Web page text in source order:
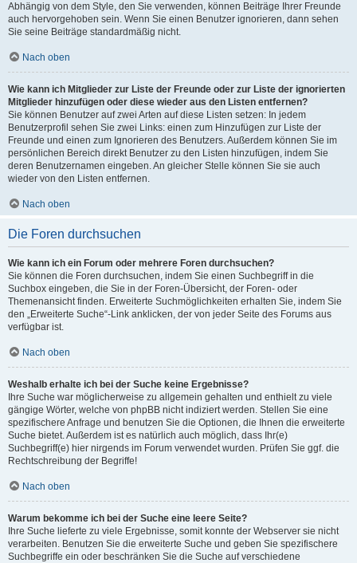
Abhängig von dem Style, den Sie verwenden, können Beiträge Ihrer Freunde
auch hervorgehoben sein. Wenn Sie einen Benutzer ignorieren, dann sehen
Sie seine Beiträge standardmäßig nicht.
Nach oben
Wie kann ich Mitglieder zur Liste der Freunde oder zur Liste der ignorierten
Mitglieder hinzufügen oder diese wieder aus den Listen entfernen?
Sie können Benutzer auf zwei Arten auf diese Listen setzen: In jedem
Benutzerprofil sehen Sie zwei Links: einen zum Hinzufügen zur Liste der
Freunde und einen zum Ignorieren des Benutzers. Außerdem können Sie im
persönlichen Bereich direkt Benutzer zu den Listen hinzufügen, indem Sie
deren Benutzernamen eingeben. An gleicher Stelle können Sie sie auch
wieder von den Listen entfernen.
Nach oben
Die Foren durchsuchen
Wie kann ich ein Forum oder mehrere Foren durchsuchen?
Sie können die Foren durchsuchen, indem Sie einen Suchbegriff in die
Suchbox eingeben, die Sie in der Foren-Übersicht, der Foren- oder
Themenansicht finden. Erweiterte Suchmöglichkeiten erhalten Sie, indem Sie
den „Erweiterte Suche“-Link anklicken, der von jeder Seite des Forums aus
verfügbar ist.
Nach oben
Weshalb erhalte ich bei der Suche keine Ergebnisse?
Ihre Suche war möglicherweise zu allgemein gehalten und enthielt zu viele
gängige Wörter, welche von phpBB nicht indiziert werden. Stellen Sie eine
spezifischere Anfrage und benutzen Sie die Optionen, die Ihnen die erweiterte
Suche bietet. Außerdem ist es natürlich auch möglich, dass Ihr(e)
Suchbegriff(e) hier nirgends im Forum verwendet wurden. Prüfen Sie ggf. die
Rechtschreibung der Begriffe!
Nach oben
Warum bekomme ich bei der Suche eine leere Seite?
Ihre Suche lieferte zu viele Ergebnisse, somit konnte der Webserver sie nicht
verarbeiten. Benutzen Sie die erweiterte Suche und geben Sie spezifischere
Suchbegriffe ein oder beschränken Sie die Suche auf verschiedene